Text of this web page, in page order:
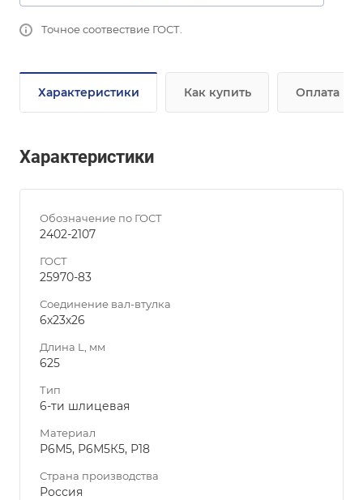
Точное соотвествие ГОСТ.
Характеристики Как купить Оплата
Характеристики
Обозначение по ГОСТ
2402-2107
ГОСТ
25970-83
Соединение вал-втулка
6х23х26
Длина L, мм
625
Тип
6-ти шлицевая
Материал
Р6М5, Р6М5К5, Р18
Страна производства
Россия